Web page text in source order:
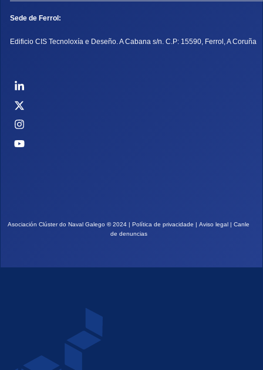
Sede de Ferrol:
Edificio CIS Tecnoloxía e Deseño. A Cabana s/n. C.P: 15590, Ferrol, A Coruña
Asociación Clúster do Naval Galego ©2024 | Política de privacidade Aviso legal
Canle
de denuncias